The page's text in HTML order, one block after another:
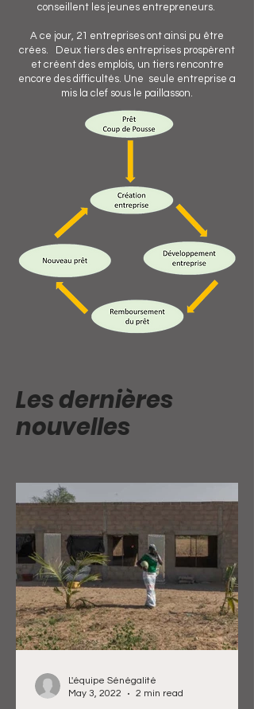
conseillent les jeunes entrepreneurs.
A ce jour, 21 entreprises ont ainsi pu être
crées. Deux tiers des entreprises prospèrent
et créent des emplois, un tiers rencontre
encore des difficultés. Une seule entreprise a
mis la clef sous le paillasson.
Les dernières
nouvelles
L'équipe Sénégalité
May 3, 2022
2 min read